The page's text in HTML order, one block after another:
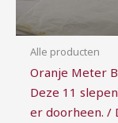
Alle producten
Oranje Meter
Deze 11
er doorheen. /